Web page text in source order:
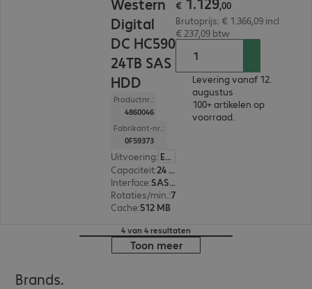
Western
Digital
DC HC590
24TB SAS
HDD
Productnr.:
4860046
Fabrikant-nr.:
0F59373
Uitvoering: Europa
Capaciteit:
24 TB
Interface:
SAS (12 Gbit/s) 8,9 cm (3,5")
Rotaties/min. : 7.200 rpm
Cache:512 MB
€ ,00
Brutoprijs: € 1.366,09 incl.
€ 237,09 btw
Levering vanaf 12.
augustus
100+ artikelen op
voorraad.
4 van 4 resultaten
Toon meer
Brands.